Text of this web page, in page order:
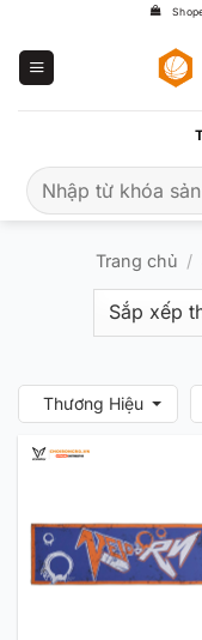
kiếm:
Trang chủ /
Thương Hiệu